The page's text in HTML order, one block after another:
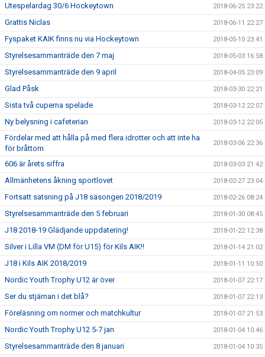
Utespelardag 30/6 Hockeytown 2018-06-25 23:22
Grattis Niclas 2018-06-11 22:27
Fyspaket KAIK finns nu via Hockeytown 2018-05-10 23:41
Styrelsesammanträde den 7 maj 2018-05-03 16:58
Styrelsesammanträde den 9 april 2018-04-05 23:09
Glad Påsk 2018-03-30 22:21
Sista två cuperna spelade 2018-03-12 22:07
Ny belysning i cafeterian 2018-03-12 22:05
Fördelar med att hålla på med flera idrotter och att inte ha
för bråttom
2018-03-06 22:36
606 är årets siffra 2018-03-03 21:42
Allmänhetens åkning sportlovet 2018-02-27 23:04
Fortsatt satsning på J18 säsongen 2018/2019 2018-02-26 08:24
Styrelsesammanträde den 5 februari 2018-01-30 08:45
J18 2018-19 Glädjande uppdatering! 2018-01-22 12:38
Silver i Lilla VM (DM för U15) för Kils AIK!! 2018-01-14 21:02
J18 i Kils AIK 2018/2019 2018-01-11 10:50
Nordic Youth Trophy U12 är över 2018-01-07 22:17
Ser du stjärnan i det blå? 2018-01-07 22:13
Föreläsning om normer och matchkultur 2018-01-07 21:53
Nordic Youth Trophy U12 5-7 jan 2018-01-04 10:46
Styrelsesammanträde den 8 januari 2018-01-04 10:35